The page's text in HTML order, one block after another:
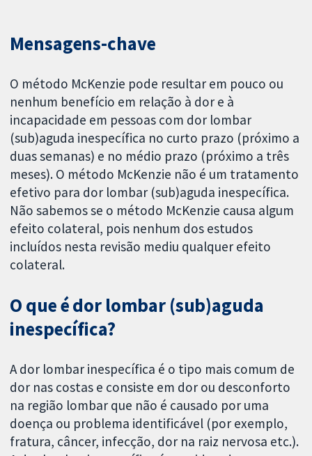
Mensagens-chave
O método McKenzie pode resultar em pouco ou
nenhum benefício em relação à dor e à
incapacidade em pessoas com dor lombar
(sub)aguda inespecífica no curto prazo (próximo a
duas semanas) e no médio prazo (próximo a três
meses). O método McKenzie não é um tratamento
efetivo para dor lombar (sub)aguda inespecífica.
Não sabemos se o método McKenzie causa algum
efeito colateral, pois nenhum dos estudos
incluídos nesta revisão mediu qualquer efeito
colateral.
O que é dor lombar (sub)aguda
inespecífica?
A dor lombar inespecífica é o tipo mais comum de
dor nas costas e consiste em dor ou desconforto
na região lombar que não é causado por uma
doença ou problema identificável (por exemplo,
fratura, câncer, infecção, dor na raiz nervosa etc.).